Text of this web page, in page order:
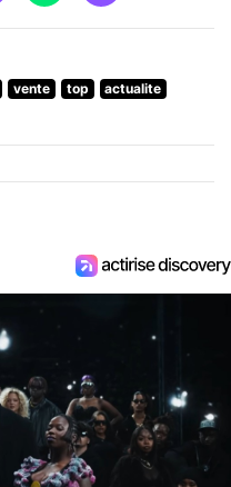
vente top
actualite